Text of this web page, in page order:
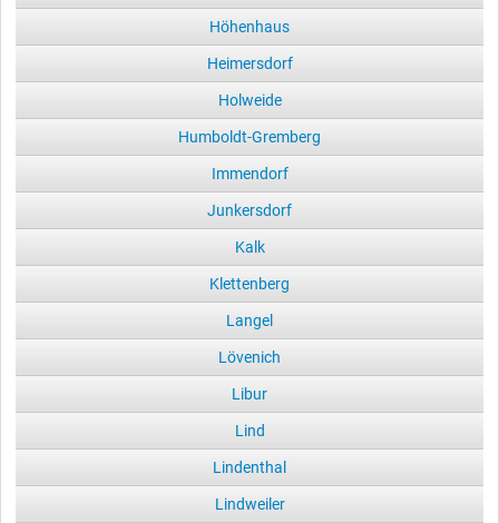
Höhenhaus
Heimersdorf
Holweide
Humboldt-Gremberg
Immendorf
Junkersdorf
Kalk
Klettenberg
Langel
Lövenich
Libur
Lind
Lindenthal
Lindweiler